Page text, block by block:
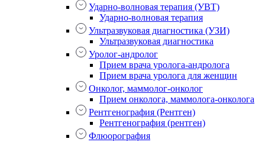
Ударно-волновая терапия (УВТ)
Ударно-волновая терапия
Ультразвуковая диагностика (УЗИ)
Ультразвуковая диагностика
Уролог-андролог
Прием врача уролога-андролога
Прием врача уролога для женщин
Онколог, маммолог-онколог
Прием онколога, маммолога-онколога
Рентгенография (Рентген)
Рентгенография (рентген)
Флюорография